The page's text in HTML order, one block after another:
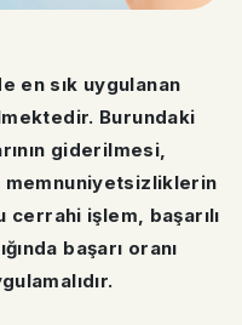
en sık uygulanan
Burundaki
giderilmesi,
memnuniyetsizliklerin
işlem, başarılı
başarı oranı